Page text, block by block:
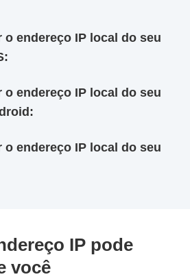
o endereço IP local do seu
o endereço IP local do seu
o endereço IP local do seu
IP pode
você